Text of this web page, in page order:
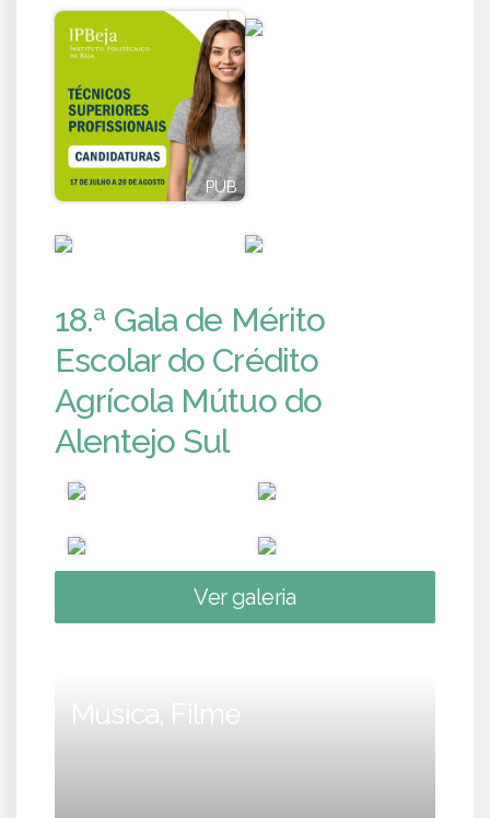
PUB
18.ª Gala de Mérito
Escolar do Crédito
Agrícola Mútuo do
Alentejo Sul
Ver galeria
Música, Filme